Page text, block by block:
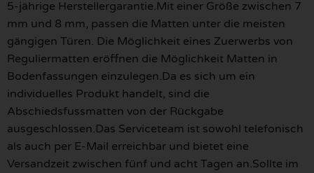
5-jährige Herstellergarantie.Mit einer Größe zwischen 7
mm und 8 mm, passen die Matten unter die meisten
gängigen Türen. Die Möglichkeit eines Zuerwerbs von
Reguliermatten eröffnen die Möglichkeit Matten in
Bodenfassungen einzulegen.Da es sich um ein
individuelles Produkt handelt, sind die
Abschiedsfussmatten von der Rückgabe
ausgeschlossen.Das Serviceteam ist sowohl telefonisch
als auch per E-Mail erreichbar und bietet eine
Versandzeit zwischen fünf und acht Tagen an.Sollte im